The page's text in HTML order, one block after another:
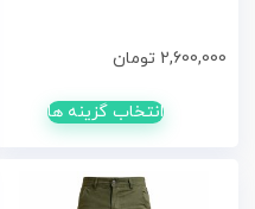
2,600,000 تومان
انتخاب گزینه ها